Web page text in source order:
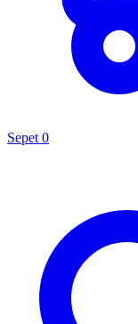
Sepet 0